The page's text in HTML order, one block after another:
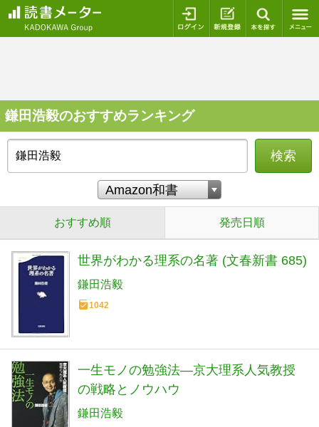
ログイン 新規登録
鎌田浩毅のおすすめランキング
検索
おすすめ順 発売日順
世界がわかる理系の名著 (文春新書 685)
鎌田浩毅
1042
一生モノの勉強法―京大理系人気教授
の戦略とノウハウ
鎌田浩毅